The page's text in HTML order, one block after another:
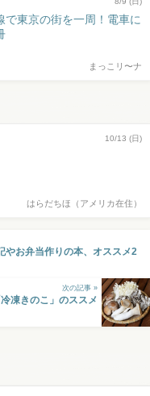
で東京の街を一周！電車に
まっこリ〜ナ
10/13 (日)
はらだちほ（アメリカ在住）
やお弁当作りの本、オススメ2
次の記事 »
凍きのこ」のススメ